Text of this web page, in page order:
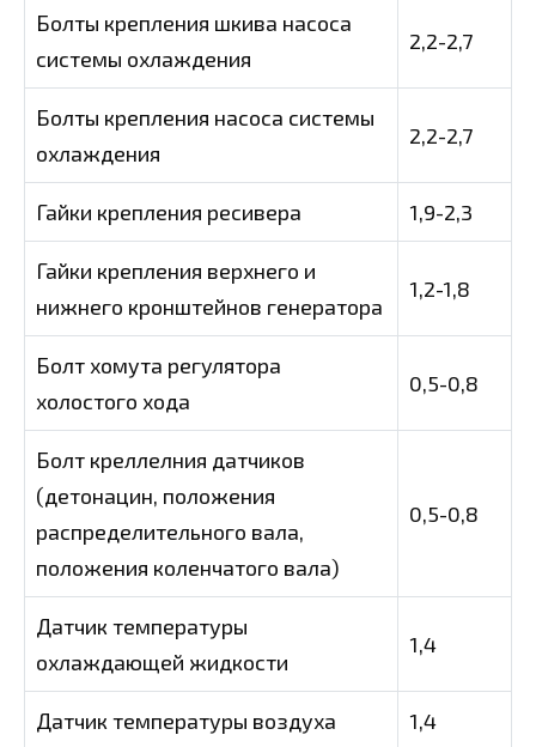
Болты крепления шкива насоса
системы охлаждения
2,2-2,7
Болты крепления насоса системы
охлаждения
2,2-2,7
Гайки крепления ресивера 1,9-2,3
Гайки крепления верхнего и
нижнего кронштейнов генератора
1,2-1,8
Болт хомута регулятора
холостого хода
0,5-0,8
Болт креллелния датчиков
(детонацин, положения
распределительного вала,
положения коленчатого вала)
0,5-0,8
Датчик температуры
охлаждающей жидкости
1,4
Датчик температуры воздуха 1,4